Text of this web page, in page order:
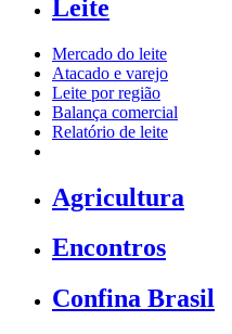
Leite
Mercado do leite
Atacado e varejo
Leite por região
Balança comercial
Relatório de leite
Agricultura
Encontros
Confina Brasil